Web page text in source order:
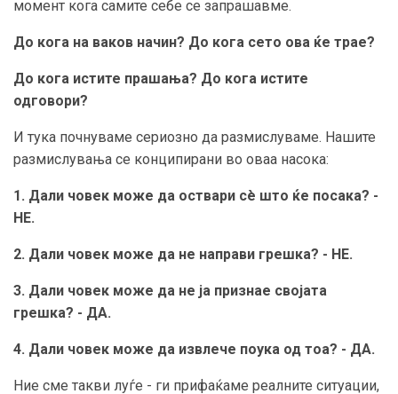
момент кога самите себе се запрашавме.
До кога на ваков начин? До кога сето ова ќе трае?
До кога истите прашања? До кога истите
одговори?
И тука почнуваме сериозно да размислуваме. Нашите
размислувања се конципирани во оваа насока:
1. Дали човек може да оствари сè што ќе посака? -
НЕ.
2. Дали човек може да не направи грешка? - НЕ.
3. Дали човек може да не ја признае својата
грешка? - ДА.
4. Дали човек може да извлече поука од тоа? - ДА.
Ние сме такви луѓе - ги прифаќаме реалните ситуации,